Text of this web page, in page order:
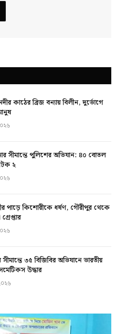
কাঠের ব্রিজ বন্যায় বিলীন, দুর্ভোগে
সীমান্তে পুলিশের অভিযান: ৪০ বোতল
২
পাড়ে কিশোরীকে ধর্ষণ, গৌরীপুর থেকে
৩৫ বিজিবির অভিযানে ভারতীয়
উদ্ধার